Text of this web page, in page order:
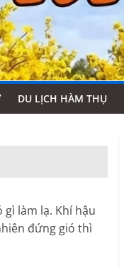
DU LỊCH HÀM THỤ
làm lạ. Khí hậu
đứng gió thì